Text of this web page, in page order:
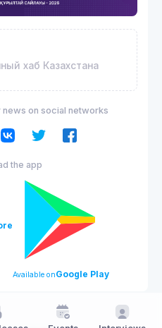
хаб Казахстана
on social networks
the app
Available onGoogle Play